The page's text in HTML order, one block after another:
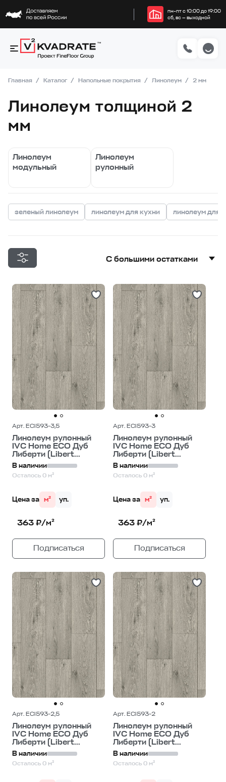
пн–пт с 10:00 до 19:00
сб, вс — выходной
Главная Каталог Напольные покрытия Линолеум 2 мм
Линолеум толщиной 2
мм
Линолеум
модульный
Линолеум
рулонный
зеленый линолеум линолеум для кухни линолеум для
С большими остатками
Дешевле
Дороже
Арт. ECI593-3,5
Линолеум рулонный
IVC Home ECO Дуб
Либерти (Libert...
В наличии
Осталось 0 м²
Цена за м² уп.
363 ₽/м²
Подписаться
Арт. ECI593-3
Линолеум рулонный
IVC Home ECO Дуб
Либерти (Libert...
В наличии
Осталось 0 м²
Цена за м² уп.
363 ₽/м²
Подписаться
Арт. ECI593-2,5
Линолеум рулонный
IVC Home ECO Дуб
Либерти (Libert...
В наличии
Осталось 0 м²
Арт. ECI593-2
Линолеум рулонный
IVC Home ECO Дуб
Либерти (Libert...
В наличии
Осталось 0 м²